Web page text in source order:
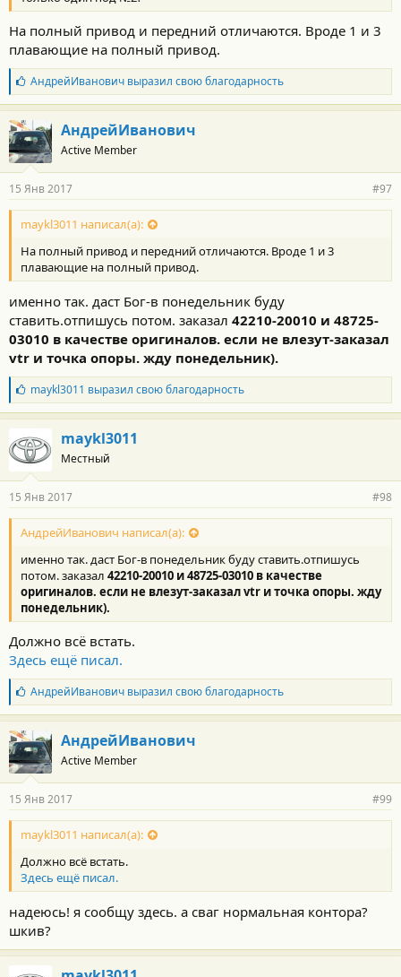
На полный привод и передний отличаются. Вроде 1 и 3
плавающие на полный привод.
Б
л
а
г
о
д
а
н
о
с
и
:
АндрейИвановичвыразил свою благодарность
АндрейИванович
Active Member
15 Янв 2017 #97
maykl3011 написал(а):
На полный привод и передний отличаются. Вроде 1 и 3
плавающие на полный привод.
именно так. даст Бог-в понедельник буду
ставить.отпишусь потом. заказал 42210-20010 и 48725-
03010 в качестве оригиналов. если не влезут-заказал
vtr и точка опоры. жду понедельник).
Б
л
а
о
д
а
н
о
с
и
:
maykl3011 выразил свою благодарность
maykl3011
Местный
15 Янв 2017 #98
АндрейИванович написал(а):
именно так. даст Бог-в понедельник буду ставить.отпишусь
потом. заказал 42210-20010 и48725-03010 в качестве
оригиналов. если не влезут-заказал vtr и точка опоры. жду
понедельник).
Должно всё встать.
Здесь ещё писал.
Б
л
а
г
о
д
а
н
о
с
и
:
АндрейИвановичвыразил свою благодарность
АндрейИванович
Active Member
15 Янв 2017 #99
maykl3011 написал(а):
Должно всё встать.
Здесь ещё писал.
надеюсь! я сообщу здесь. а сваг нормальная контора?
шкив?